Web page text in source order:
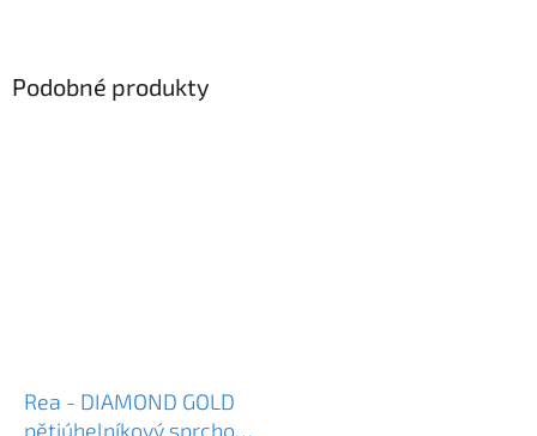
Podobné produkty
Rea - DIAMOND GOLD
pětiúhelníkový sprchový